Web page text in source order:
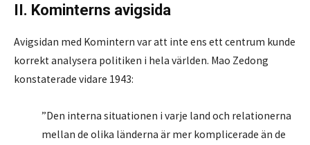
II. Kominterns avigsida
Avigsidan med Komintern var att inte ens ett centrum kunde
korrekt analysera politiken i hela världen. Mao Zedong
konstaterade vidare 1943:
”Den interna situationen i varje land och relationerna
mellan de olika länderna är mer komplicerade än de